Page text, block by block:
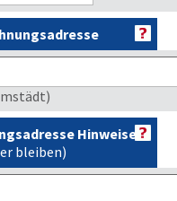
Hinweise
bleiben)